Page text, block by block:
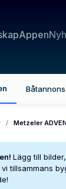
Appen
/ Metzeler
Lägg till
tillsammans